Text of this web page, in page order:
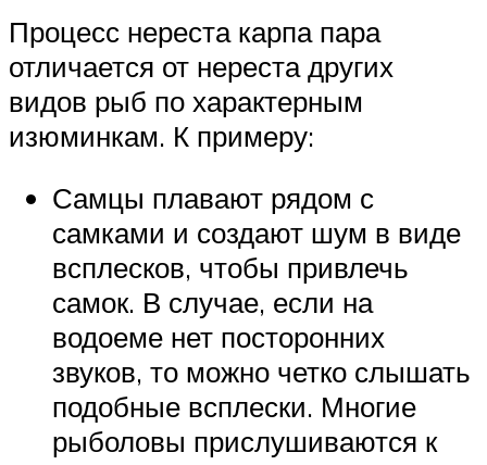
Процесс нереста карпа пара
отличается от нереста других
видов рыб по характерным
изюминкам. К примеру:
Самцы плавают рядом с
самками и создают шум в виде
всплесков, чтобы привлечь
самок. В случае, если на
водоеме нет посторонних
звуков, то можно четко слышать
подобные всплески. Многие
рыболовы прислушиваются к